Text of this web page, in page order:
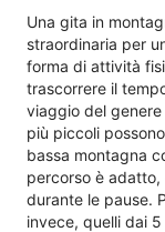
Una gita in
straordinaria per
forma di attività
trascorrere il
viaggio del
più piccoli
bassa montagna
percorso è
durante le pause.
invece, quelli dai